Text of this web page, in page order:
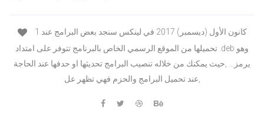
1 كانون الأول (ديسمبر) 2017 في لينكس سنجد بعض البرامج عند
تحميلها من الموقع الرسمي الخاص بالبرنامج تتوفر على امتداد .deb وهو
يرمز… ,حيث يمكنك من خلاله تنصيب البرامج تحديثها او حدفها عند الحاجة
,عند تحميل البرامج والحزم فهي تظهر عل